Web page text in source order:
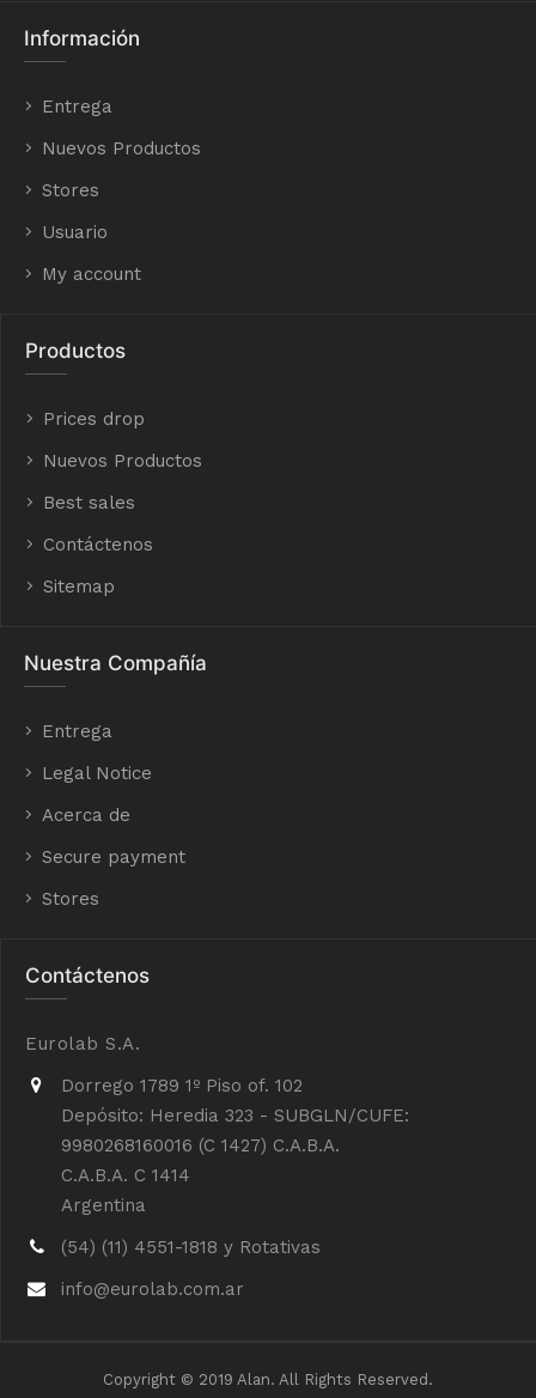
Información
Entrega
Nuevos Productos
Stores
Usuario
My account
Productos
Prices drop
Nuevos Productos
Best sales
Contáctenos
Sitemap
Nuestra Compañía
Entrega
Legal Notice
Acerca de
Secure payment
Stores
Contáctenos
Eurolab S.A.
Dorrego 1789 1º Piso of. 102
Depósito: Heredia 323 - SUBGLN/CUFE:
9980268160016 (C 1427) C.A.B.A.
C.A.B.A. C 1414
Argentina
(54) (11) 4551-1818 y Rotativas
info@eurolab.com.ar
Copyright © 2019 Alan. All Rights Reserved.